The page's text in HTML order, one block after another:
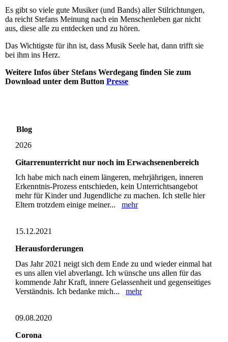
Es gibt so viele gute Musiker (und Bands) aller Stilrichtungen,
da reicht Stefans Meinung nach ein Menschenleben gar nicht
aus, diese alle zu entdecken und zu hören.
Das Wichtigste für ihn ist, dass Musik Seele hat, dann trifft sie
bei ihm ins Herz.
Weitere Infos über Stefans Werdegang finden Sie zum
Download unter dem Button Presse
Blog
2026
Gitarrenunterricht nur noch im Erwachsenenbereich
Ich habe mich nach einem längeren, mehrjährigen, inneren
Erkenntnis-Prozess entschieden, kein Unterrichtsangebot
mehr für Kinder und Jugendliche zu machen. Ich stelle hier
Eltern trotzdem einige meiner... mehr
15.12.2021
Herausforderungen
Das Jahr 2021 neigt sich dem Ende zu und wieder einmal hat
es uns allen viel abverlangt. Ich wünsche uns allen für das
kommende Jahr Kraft, innere Gelassenheit und gegenseitiges
Verständnis. Ich bedanke mich... mehr
09.08.2020
Corona